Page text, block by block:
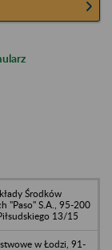
Środków
"Paso" S.A., 95-200
13/15
w Łodzi, 91-